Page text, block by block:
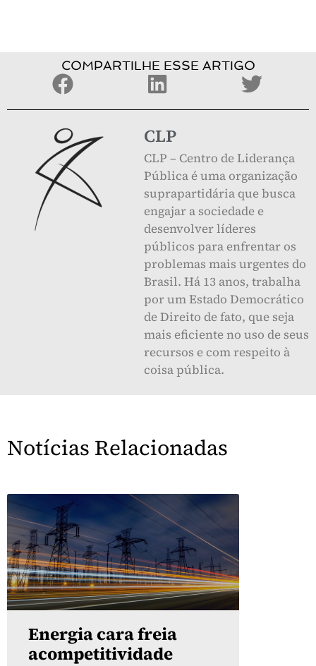
COMPARTILHE ESSE ARTIGO
CLP
CLP – Centro de Liderança
Pública é uma organização
suprapartidária que busca
engajar a sociedade e
desenvolver líderes
públicos para enfrentar os
problemas mais urgentes do
Brasil. Há 13 anos, trabalha
por um Estado Democrático
de Direito de fato, que seja
mais eficiente no uso de seus
recursos e com respeito à
coisa pública.
Notícias Relacionadas
Energia cara freia
acompetitividade